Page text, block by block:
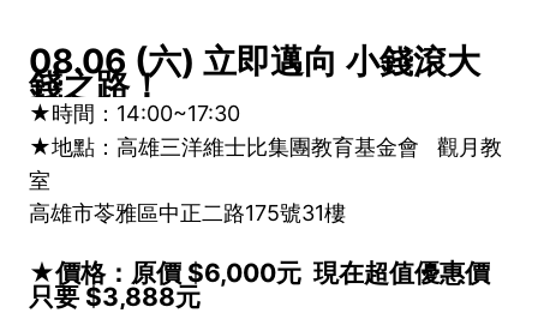
08.06 (六) 立即邁向 小錢滾大
錢之路！
★時間：14:00~17:30
★地點：高雄三洋維士比集團教育基金會 觀月教
室
高雄市苓雅區中正二路175號31樓
★價格：原價 $6,000元 現在超值優惠價
只要 $3,888元